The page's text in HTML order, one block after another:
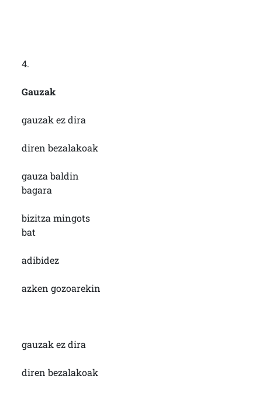
4.
Gauzak
gauzak ez dira
diren bezalakoak
gauza baldin
bagara
bizitza mingots
bat
adibidez
azken gozoarekin
gauzak ez dira
diren bezalakoak